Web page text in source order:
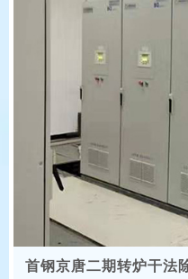
首钢京唐二期转炉干法